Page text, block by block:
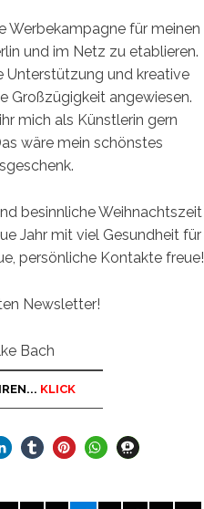
Werbekampagne für meinen
und im Netz zu etablieren.
Unterstützung und kreative
Großzügigkeit angewiesen.
mich als Künstlerin gern
wäre mein schönstes
besinnliche Weihnachtszeit
Jahr mit viel Gesundheit für
persönliche Kontakte freue!
Newsletter!
Bach
KLICK